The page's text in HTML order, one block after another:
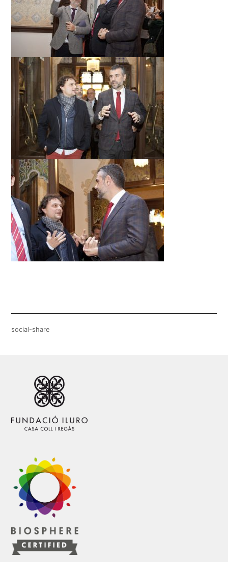
social-share